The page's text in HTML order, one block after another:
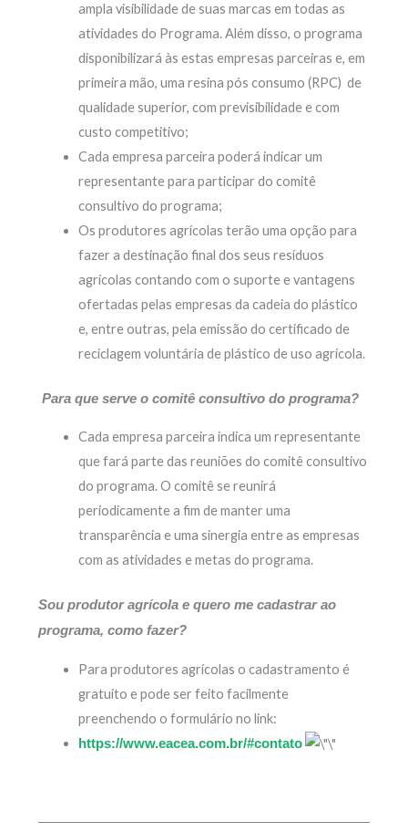
ampla visibilidade de suas marcas em todas as
atividades do Programa. Além disso, o programa
disponibilizará às estas empresas parceiras e, em
primeira mão, uma resina pós consumo (RPC) de
qualidade superior, com previsibilidade e com
custo competitivo;
Cada empresa parceira poderá indicar um
representante para participar do comitê
consultivo do programa;
Os produtores agrícolas terão uma opção para
fazer a destinação final dos seus resíduos
agrícolas contando com o suporte e vantagens
ofertadas pelas empresas da cadeia do plástico
e, entre outras, pela emissão do certificado de
reciclagem voluntária de plástico de uso agrícola.
Para que serve o comitê consultivo do programa?
Cada empresa parceira indica um representante
que fará parte das reuniões do comitê consultivo
do programa. O comitê se reunirá
periodicamente a fim de manter uma
transparência e uma sinergia entre as empresas
com as atividades e metas do programa.
Sou produtor agrícola e quero me cadastrar ao
programa, como fazer?
Para produtores agrícolas o cadastramento é
gratuito e pode ser feito facilmente
preenchendo o formulário no link:
https://www.eacea.com.br/#contato